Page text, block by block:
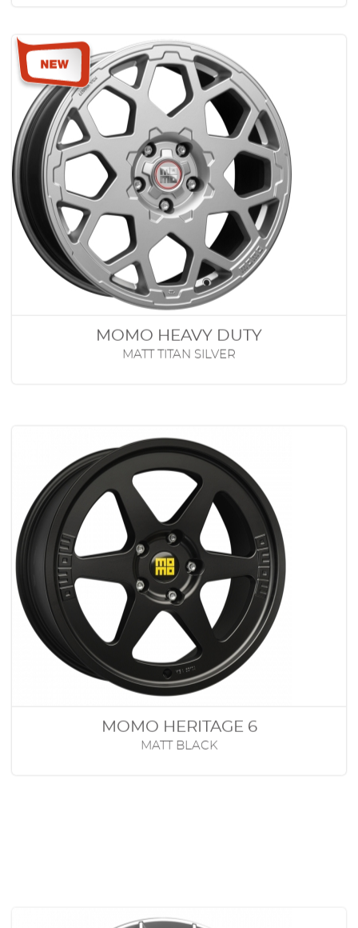
MOMO HEAVY DUTY
MATT TITAN SILVER
MATT BLACK